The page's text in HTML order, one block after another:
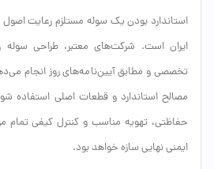
استاندارد بودن یک سوله مستلزم رعایت
ایران است. شرکت‌های معتبر، طراحی سوله را
تخصصی و مطابق آیین‌نامه‌های روز انجام
مصالح استاندارد و قطعات اصلی
حفاظتی، تهویه مناسب و کنترل کیفی
ایمنی نهایی سازه خواهد بود.